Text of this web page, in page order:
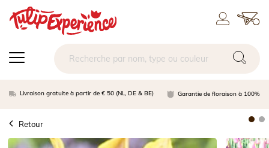
Livraison gratuite à partir de € 50 (NL, DE & BE) Garantie de floraison à 100%
Retour